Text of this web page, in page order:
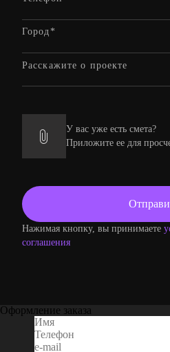
У вас уже есть смета?
Приложите ее для
Нажимая кнопку, вы принимаете
соглашения
Оформление заказа